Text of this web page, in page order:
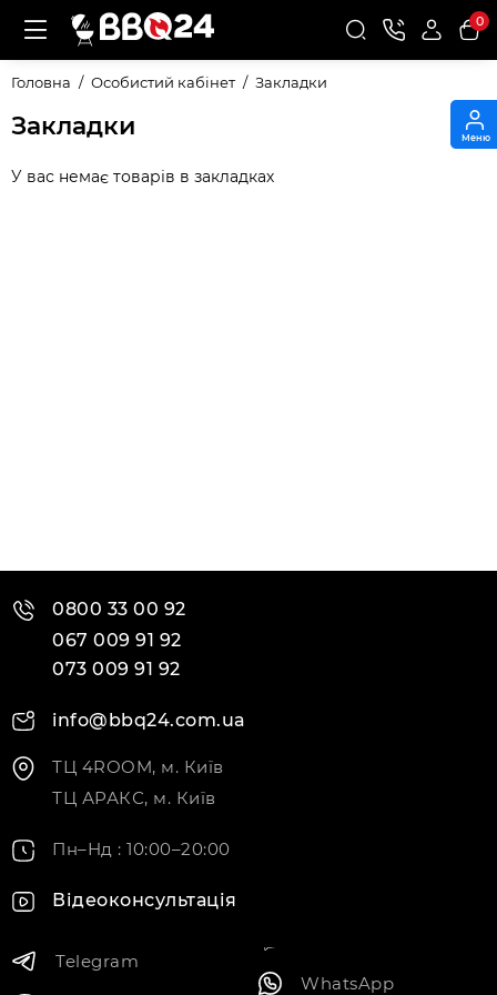
Меню
0
Головна Особистий кабінет Закладки
Закладки
У вас немає товарів в закладках
0800 33 00 92
067 009 91 92
073 009 91 92
info@bbq24.com.ua
ТЦ 4ROOM, м. Київ
ТЦ АРАКС, м. Київ
Пн–Нд : 10:00–20:00
Відеоконсультація
Telegram
WhatsApp